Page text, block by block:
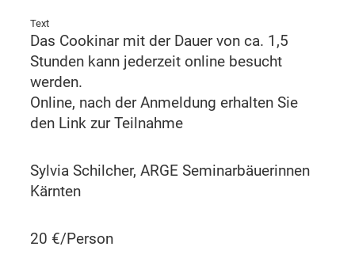
Text
Das Cookinar mit der Dauer von ca. 1,5
Stunden kann jederzeit online besucht
werden.
Online, nach der Anmeldung erhalten Sie
den Link zur Teilnahme
Sylvia Schilcher, ARGE Seminarbäuerinnen
Kärnten
20 €/Person